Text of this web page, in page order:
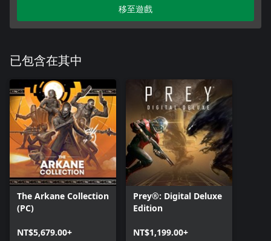
移至遊戲
已包含在其中
The Arkane Collection
(PC)
NT$5,679.00+
Prey®: Digital Deluxe
Edition
NT$1,199.00+